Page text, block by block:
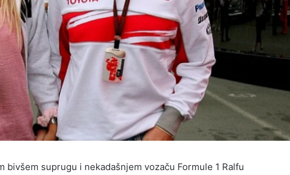
bivšem suprugu i nekadašnjem vozaču Formule 1 Ralfu